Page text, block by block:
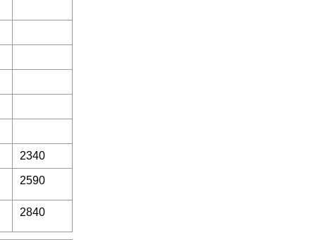
2340
2590
2840